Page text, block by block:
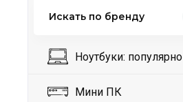
Искать по бренду
Ноутбуки: популярно
Мини ПК